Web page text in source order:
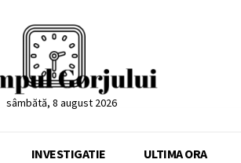
sâmbătă, 8 august 2026
INVESTIGATIE ULTIMA ORA